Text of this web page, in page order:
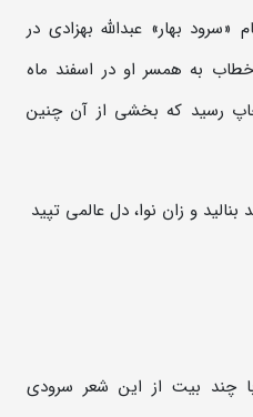
«سرود بهار» عبدالله بهزادی در
به همسر او در اسفند ماه
به‌چاپ رسید که بخشی از آن چنین
و زان نوا، دل عالمی تپید
چند بیت از این شعر سرودی